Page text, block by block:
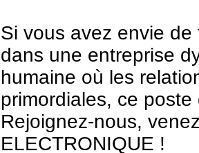
Si vous avez envie de
dans une entreprise
humaine où les
primordiales, ce
Rejoignez-nous,
ELECTRONIQUE !